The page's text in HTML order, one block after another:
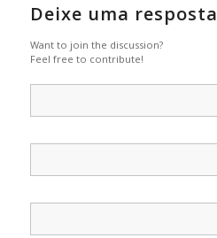
Deixe uma resposta
Want to join the discussion?
Feel free to contribute!